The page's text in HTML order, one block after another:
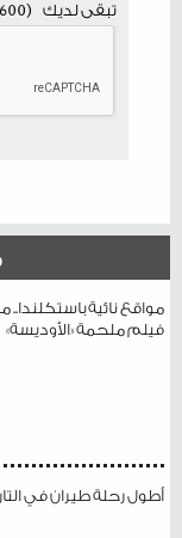
تبقى لديك (
600
مواقع نائية باستكلندا..
فيلم ملحمة «الأوديسة»
أطول رحلة طيران في